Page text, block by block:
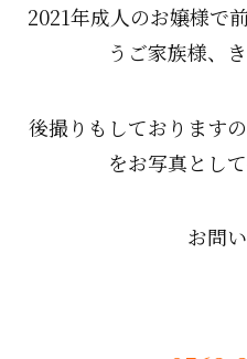
2021年成人のお嬢様で
うご家族様、
後撮りもしております
をお写真とし
お問